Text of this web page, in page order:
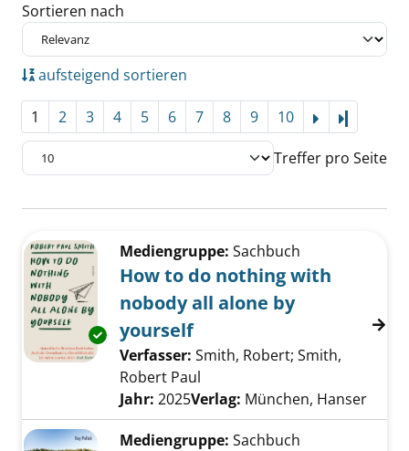
Sortieren nach
aufsteigend sortieren
1 2 3 4 5 6 7 8 9 10
Treffer pro Seite
Zu den Suchfiltern springen
Exemplar-Details von How to do nothing
Mediengruppe: Sachbuch
How to do nothing with
nobody all alone by
yourself
Verfasser: Smith, Robert; Smith,
Robert Paul
Jahr: 2025Verlag: München, Hanser
Mediengruppe: Sachbuch